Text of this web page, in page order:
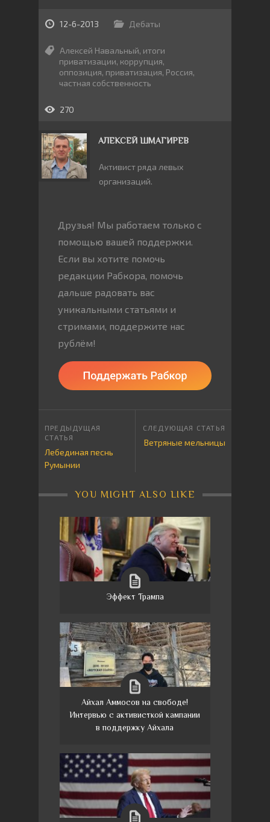
12-6-2013 Дебаты
Алексей Навальный, итоги
приватизации, коррупция,
оппозиция, приватизация, Россия,
частная собственность
270
АЛЕКСЕЙ ШМАГИРЕВ
Активист ряда левых
организаций.
Друзья! Мы работаем только с
помощью вашей поддержки.
Если вы хотите помочь
редакции Рабкора, помочь
дальше радовать вас
уникальными статьями и
стримами, поддержите нас
рублём!
Лебединая песнь
Румынии
Ветряные мельницы
YOU MIGHT ALSO LIKE
Эффект Трампа
Айхал Аммосов на свободе!
Интервью с активисткой кампании
в поддержку Айхала